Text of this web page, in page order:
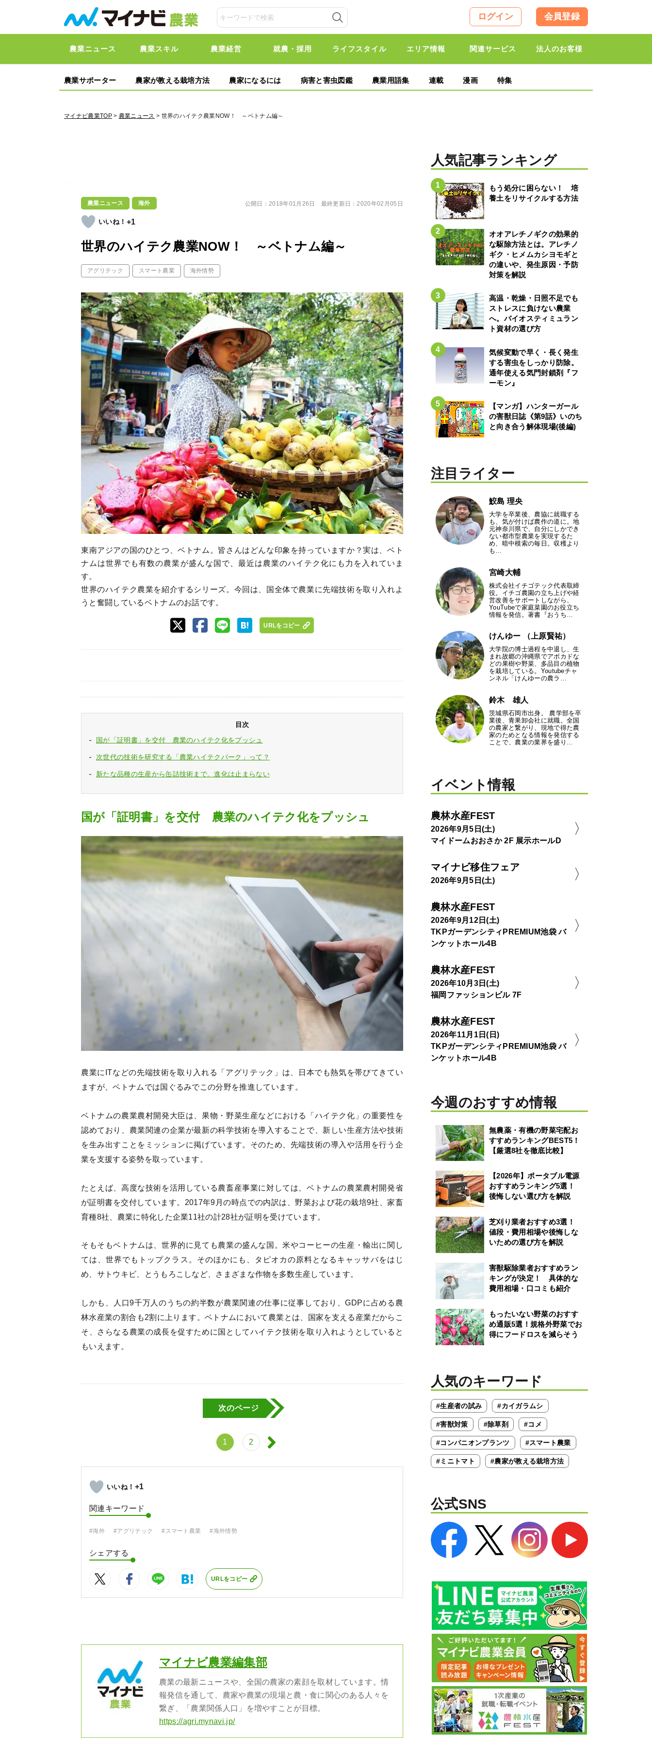
ログイン 会員登録
農業ニュース 農業スキル 農業経営 就農・採用 ライフスタイル エリア情報 関連サービス 法人のお客様
農業サポーター 農家が教える栽培方法 農家になるには 病害と害虫図鑑 農業用語集 連載 漫画 特集
マイナビ農業TOP> 農業ニュース > 世界のハイテク農業NOW！ ～ベトナム編～
農業ニュース 海外
+1
世界のハイテク農業NOW！ ～ベトナム編～
アグリテック スマート農業 海外情勢
公開日：2018年01月26日 最終更新日：2020年02月05日
東南アジアの国のひとつ、ベトナム。皆さんはどんな印象を持っていますか？実は、ベト
ナムは世界でも有数の農業が盛んな国で、最近は農業のハイテク化にも力を入れていま
す。
世界のハイテク農業を紹介するシリーズ。今回は、国全体で農業に先端技術を取り入れよ
うと奮闘しているベトナムのお話です。
URLをコピー
目次
国が「証明書」を交付 農業のハイテク化をプッシュ
次世代の技術を研究する「農業ハイテクパーク」って？
新たな品種の生産から缶詰技術まで。進化は止まらない
国が「証明書」を交付 農業のハイテク化をプッシュ
農業にITなどの先端技術を取り入れる「アグリテック」は、日本でも熱気を帯びてきてい
ますが、ベトナムでは国ぐるみでこの分野を推進しています。
ベトナムの農業農村開発大臣は、果物・野菜生産などにおける「ハイテク化」の重要性を
認めており、農業関連の企業が最新の科学技術を導入することで、新しい生産方法や技術
を生み出すことをミッションに掲げています。そのため、先端技術の導入や活用を行う企
業を支援する姿勢を取っています。
たとえば、高度な技術を活用している農畜産事業に対しては、ベトナムの農業農村開発省
が証明書を交付しています。2017年9月の時点での内訳は、野菜および花の栽培9社、家畜
育種8社、農業に特化した企業11社の計28社が証明を受けています。
そもそもベトナムは、世界的に見ても農業の盛んな国。米やコーヒーの生産・輸出に関し
ては、世界でもトップクラス。そのほかにも、タピオカの原料となるキャッサバをはじ
め、サトウキビ、とうもろこしなど、さまざまな作物を多数生産しています。
しかも、人口9千万人のうちの約半数が農業関連の仕事に従事しており、GDPに占める農
林水産業の割合も2割に上ります。ベトナムにおいて農業とは、国家を支える産業だからこ
そ、さらなる農業の成長を促すために国としてハイテク技術を取り入れようとしていると
もいえます。
次のページ
1 2
+1
関連キーワード
#海外 #アグリテック #スマート農業 #海外情勢
シェアする
URLをコピー
マイナビ農業編集部
農業の最新ニュースや、全国の農家の素顔を取材しています。情
報発信を通して、農家や農業の現場と農・食に関心のある人々を
繋ぎ、「農業関係人口」を増やすことが目標。
https://agri.mynavi.jp/
人気記事ランキング
もう処分に困らない！ 培
養土をリサイクルする方法
オオアレチノギクの効果的
な駆除方法とは。アレチノ
ギク・ヒメムカシヨモギと
の違いや、発生原因・予防
対策を解説
高温・乾燥・日照不足でも
ストレスに負けない農業
へ。バイオスティミュラン
ト資材の選び方
気候変動で早く・長く発生
する害虫をしっかり防除。
通年使える気門封鎖剤『フ
ーモン』
【マンガ】ハンターガール
の害獣日誌《第9話》いのち
と向き合う解体現場(後編)
注目ライター
鮫島 理央
大学を卒業後、農協に就職する
も、気が付けば農作の道に。地
元神奈川県で、自分にしかでき
ない都市型農業を実現するた
め、暗中模索の毎日。収穫より
も…
宮崎大輔
株式会社イチゴテック代表取締
役。イチゴ農園の立ち上げや経
営改善をサポートしながら、
YouTubeで家庭菜園のお役立ち
情報を発信。著書『おうち…
けんゆー （上原賢祐）
大学院の博士過程を中退し、生
まれ故郷の沖縄県でアボカドな
どの果樹や野菜、多品目の植物
を栽培している。Youtubeチャ
ンネル「けんゆーの農ラ…
鈴木 雄人
茨城県石岡市出身。 農学部を卒
業後、青果卸会社に就職。全国
の農家と繋がり、現地で得た農
家のためとなる情報を発信する
ことで、農業の業界を盛り…
イベント情報
農林水産FEST
2026年9月5日(土)
マイドームおおさか 2F 展示ホールD
マイナビ移住フェア
2026年9月5日(土)
農林水産FEST
2026年9月12日(土)
TKPガーデンシティPREMIUM池袋 バ
ンケットホール4B
農林水産FEST
2026年10月3日(土)
福岡ファッションビル 7F
農林水産FEST
2026年11月1日(日)
TKPガーデンシティPREMIUM池袋 バ
ンケットホール4B
今週のおすすめ情報
無農薬・有機の野菜宅配お
すすめランキングBEST5！
【厳選8社を徹底比較】
【2026年】ポータブル電源
おすすめランキング5選！
後悔しない選び方を解説
芝刈り業者おすすめ3選！
値段・費用相場や後悔しな
いための選び方を解説
害獣駆除業者おすすめラン
キングが決定！ 具体的な
費用相場・口コミも紹介
もったいない野菜のおすす
め通販5選！規格外野菜でお
得にフードロスを減らそう
人気のキーワード
#生産者の試み #カイガラムシ
#害獣対策 #除草剤 #コメ
#コンパニオンプランツ #スマート農業
#ミニトマト #農家が教える栽培方法
公式SNS